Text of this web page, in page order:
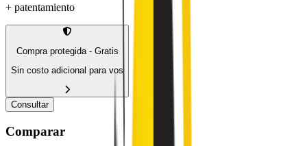
+ patentamiento
Compra protegida - Gratis
Sin costo adicional para vos
Consultar
Comparar